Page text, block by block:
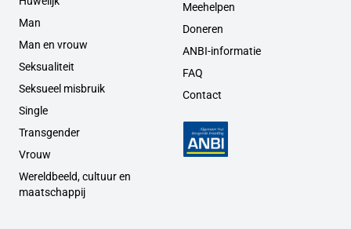
Man
Man en vrouw
Seksualiteit
Seksueel misbruik
Single
Transgender
Vrouw
Wereldbeeld, cultuur en
maatschappij
Meehelpen
Doneren
ANBI-informatie
FAQ
Contact